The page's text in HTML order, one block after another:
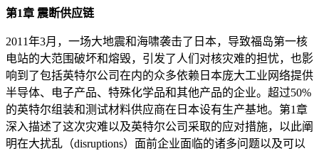
第1章 震断供应链
2011年3月，一场大地震和海啸袭击了日本，导致福岛第一核
电站的大范围破坏和熔毁，引发了人们对核灾难的担忧，也影
响到了包括英特尔公司在内的众多依赖日本庞大工业网络提供
半导体、电子产品、特殊化学品和其他产品的企业。超过50%
的英特尔组装和测试材料供应商在日本设有生产基地。第1章
深入描述了这次灾难以及英特尔公司采取的应对措施，以此阐
明在大扰乱（disruptions）面前企业面临的诸多问题以及可以